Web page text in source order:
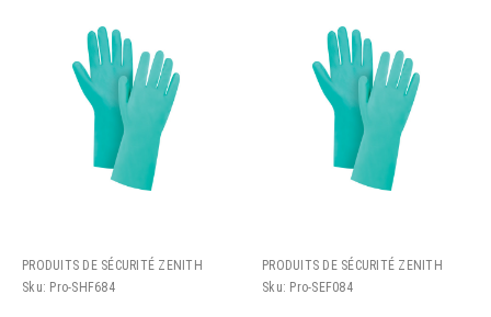
PRODUITS DE SÉCURITÉ ZENITH
Sku: Pro-SHF684
PRODUITS DE SÉCURITÉ ZENITH
Sku: Pro-SEF084